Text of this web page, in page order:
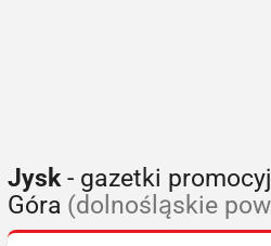
Jysk- gazetki
Góra (dolnośląskie